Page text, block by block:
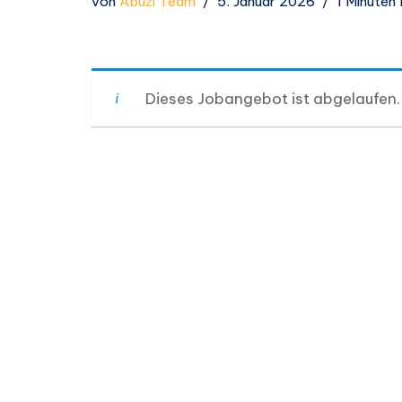
Dieses Jobangebot ist abgelaufen.